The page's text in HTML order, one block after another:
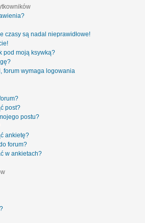
czasy są nadal nieprawidłowe!
pod moją ksywką?
forum wymaga logowania
post?
postu?
ankietę?
forum?
w ankietach?